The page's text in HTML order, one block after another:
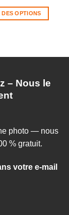
de
DES OPTIONS
plusieurs
Les
peuvent
sur
la
du
– Nous le
photo — nous
% gratuit.
votre e-mail